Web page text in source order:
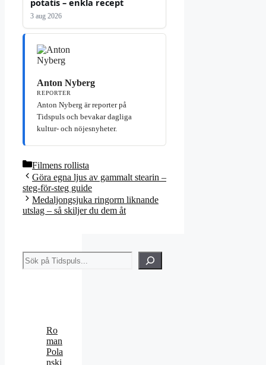
potatis – enkla recept
3 aug 2026
Anton Nyberg
REPORTER
Anton Nyberg är reporter på
Tidspuls och bevakar dagliga
kultur- och nöjesnyheter.
Kategorier
Filmens rollista
Göra egna ljus av gammalt stearin –
steg-för-steg guide
Medaljongsjuka ringorm liknande
utslag – så skiljer du dem åt
Sök
Ro
man
Pola
nski